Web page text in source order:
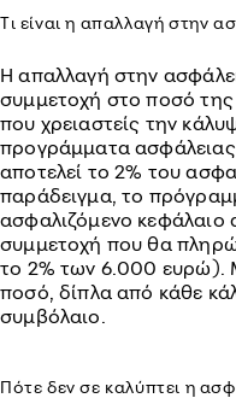
Τι είναι η απαλλαγή στην
Η απαλλαγή στην
συμμετοχή στο ποσό
που χρειαστείς την
προγράμματα
αποτελεί το 2% του
παράδειγμα, το
ασφαλιζόμενο κεφάλαιο
συμμετοχή που θα
το 2% των 6.000 ευρώ).
ποσό, δίπλα από κάθε
συμβόλαιο.
Πότε δεν σε καλύπτει η